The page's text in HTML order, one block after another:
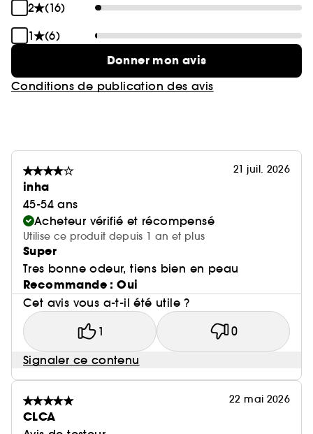
2
(16)
1
(6)
Donner mon avis
Conditions de publication des avis
21 juil. 2026
inha
45-54 ans
Acheteur vérifié et récompensé
Utilise ce produit depuis 1 an et plus
Super
Tres bonne odeur, tiens bien en peau
Recommande : Oui
Cet avis vous a-t-il été utile ?
1 0
Signaler ce contenu
22 mai 2026
CLCA